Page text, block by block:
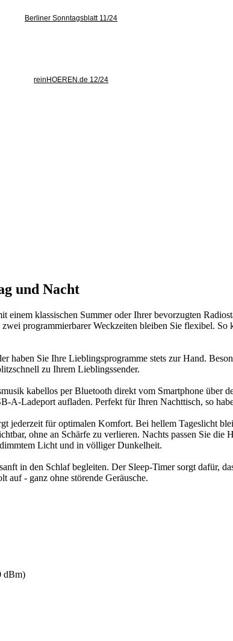
Berliner Sonntagsblatt 11/24
reinHOEREN.de 12/24
und Nacht
einem klassischen Summer oder Ihrer bevorzugten
programmierbarer Weckzeiten bleiben Sie flexibel. So
haben Sie Ihre Lieblingsprogramme stets zur Hand.
zu Ihrem Lieblingssender.
kabellos per Bluetooth direkt vom Smartphone über
Ladeport aufladen. Perfekt für Ihren Nachttisch, so
jederzeit für optimalen Komfort. Bei hellem Tageslicht
ohne an Schärfe zu verlieren. Nachts passen Sie die
Licht und in völliger Dunkelheit.
in den Schlaf begleiten. Der Sleep-Timer sorgt dafür,
auf - ganz ohne störende Geräusche.
dBm)